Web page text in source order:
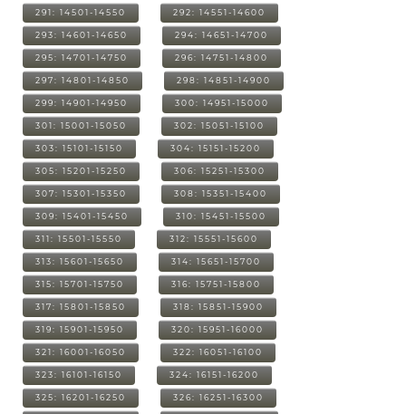
291: 14501-14550 292: 14551-14600
293: 14601-14650 294: 14651-14700
295: 14701-14750 296: 14751-14800
297: 14801-14850 298: 14851-14900
299: 14901-14950 300: 14951-15000
301: 15001-15050 302: 15051-15100
303: 15101-15150 304: 15151-15200
305: 15201-15250 306: 15251-15300
307: 15301-15350 308: 15351-15400
309: 15401-15450 310: 15451-15500
311: 15501-15550 312: 15551-15600
313: 15601-15650 314: 15651-15700
315: 15701-15750 316: 15751-15800
317: 15801-15850 318: 15851-15900
319: 15901-15950 320: 15951-16000
321: 16001-16050 322: 16051-16100
323: 16101-16150 324: 16151-16200
325: 16201-16250 326: 16251-16300